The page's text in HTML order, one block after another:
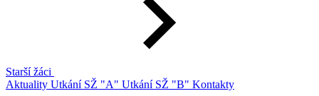
Starší žáci
Aktuality Utkání SŽ "A" Utkání SŽ "B" Kontakty